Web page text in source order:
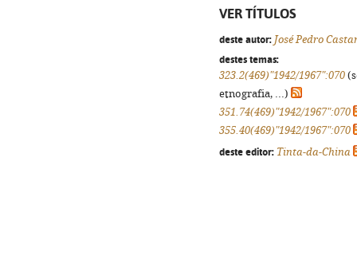
VER TÍTULOS
deste autor: José Pedro
destes temas:
323.2(469)"1942/1967":070
etnografia, ...)
351.74(469)"1942/1967":070
355.40(469)"1942/1967":070
deste editor: Tinta-da-China